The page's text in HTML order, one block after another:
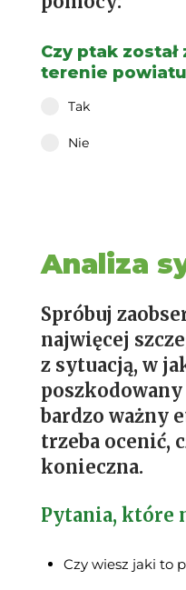
Czy ptak
terenie
Tak
Nie
Analiza
Spróbuj
najwięcej
z sytuacją, w
bardzo ważny
trzeba ocenić,
konieczna.
Pytania, które
Czy wiesz jaki to